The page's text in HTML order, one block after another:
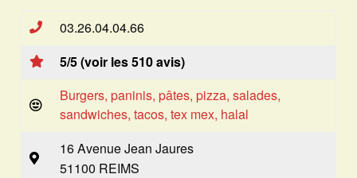
03.26.04.04.66
5/5 (voir les 510 avis)
Burgers, paninis, pâtes, pizza, salades,
sandwiches, tacos, tex mex, halal
16 Avenue Jean Jaures
51100 REIMS